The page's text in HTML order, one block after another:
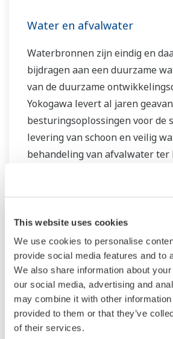
This website uses cookies
We use cookies to personalise
provide social media features and to
We also share information about
our social media, advertising and
may combine it with other information
provided to them or that they’ve
of their services.
Water en afvalwater
Waterbronnen zijn eindig en
bijdragen aan een duurzame
van de duurzame
Yokogawa levert al jaren
besturingsoplossingen voor de
levering van schoon en veilig
behandeling van afvalwater ter
van het watermilieu. Maar ook
de CO2-uitstoot en de
Yokogawa ondersteunt een
waterbesturingstoepassingen in
zowel waterschappen als de
watermarkt. Met onze
technologieën, betrouwbare
uitgebreide expertise en